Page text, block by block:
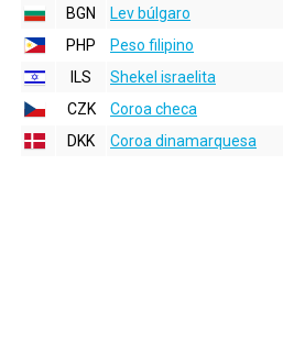
BGN
Lev búlgaro
PHP
Peso filipino
ILS
Shekel israelita
CZK
Coroa checa
DKK
Coroa dinamarquesa